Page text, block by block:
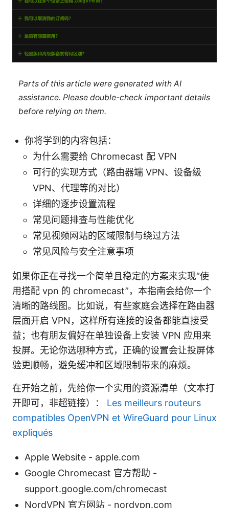
Parts of this article were generated with AI
assistance. Please double-check important details
before relying on them.
你将学到的内容包括：
为什么需要给 Chromecast 配 VPN
可行的实现方式（路由器端 VPN、设备级
VPN、代理等的对比）
详细的逐步设置流程
常见问题排查与性能优化
常见视频网站的区域限制与绕过方法
常见风险与安全注意事项
如果你正在寻找一个简单且稳定的方案来实现“使
用搭配 vpn 的 chromecast”，本指南会给你一个
清晰的路线图。比如说，有些家庭会选择在路由器
层面开启 VPN，这样所有连接的设备都能直接受
益；也有朋友偏好在单独设备上安装 VPN 应用来
投屏。无论你选哪种方式，正确的设置会让投屏体
验更顺畅，避免缓冲和区域限制带来的麻烦。
在开始之前，先给你一个实用的资源清单（文本打
开即可，非超链接）： Les meilleurs routeurs
compatibles OpenVPN et WireGuard pour Linux
expliqués
Apple Website - apple.com
Google Chromecast 官方帮助 -
support.google.com/chromecast
NordVPN 官方网站 - nordvpn.com